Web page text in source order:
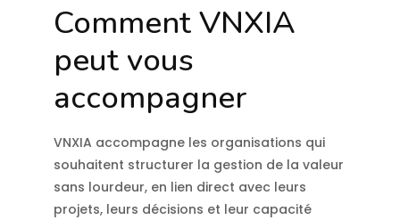
Comment VNXIA
peut vous
accompagner
VNXIA accompagne les organisations qui
souhaitent structurer la gestion de la valeur
sans lourdeur, en lien direct avec leurs
projets, leurs décisions et leur capacité